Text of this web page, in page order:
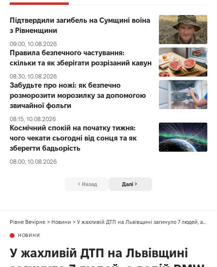
Підтвердили загибель на Сумщині воїна
з Рівненщини
09:00, 10.08.2026
Правила безпечного частування:
скільки та як зберігати розрізаний кавун
08:30, 10.08.2026
Забудьте про ножі: як безпечно
розморозити морозилку за допомогою
звичайної фольги
08:15, 10.08.2026
Космічний спокій на початку тижня:
чого чекати сьогодні від сонця та як
зберегти бадьорість
08:00, 10.08.2026
Назад Далі
Рівне Вечірнє > Новини > У жахливій ДТП на Львівщині загинуло 7 людей, а водій BMW – втік (ФОТО)
НОВИНИ
У жахливій ДТП на Львівщині